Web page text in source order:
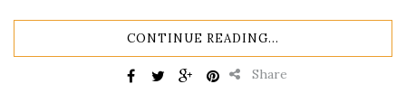
CONTINUE READING...
Share